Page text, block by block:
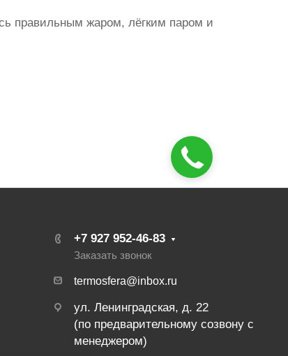
правильным жаром, лёгким паром и
+7 927 952-46-83
Заказать звонок
termosfera@inbox.ru
ул. Ленинградская, д. 22
(по предварительному созвону с
менеджером)